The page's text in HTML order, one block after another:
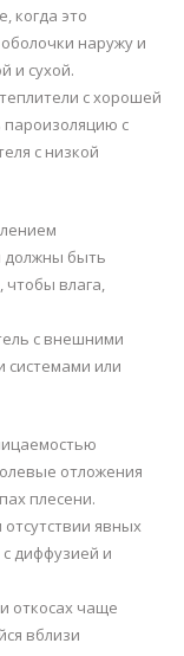
когда это
наружу и
и сухой.
с хорошей
с
с низкой
должны быть
влага,
с внешними
или
отложения
плесени.
явных
диффузией и
откосах чаще
вблизи